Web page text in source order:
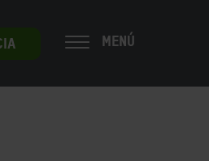
MENÚ